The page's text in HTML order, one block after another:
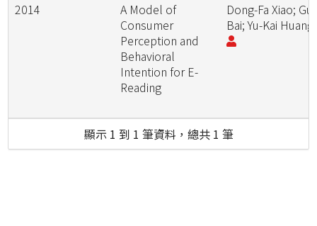
2014
A Model of
Consumer
Perception and
Behavioral
Intention for E-
Reading
Dong-Fa Xiao; Gui
Bai; Yu-Kai Huang
顯示 1 到 1 筆資料，總共 1 筆